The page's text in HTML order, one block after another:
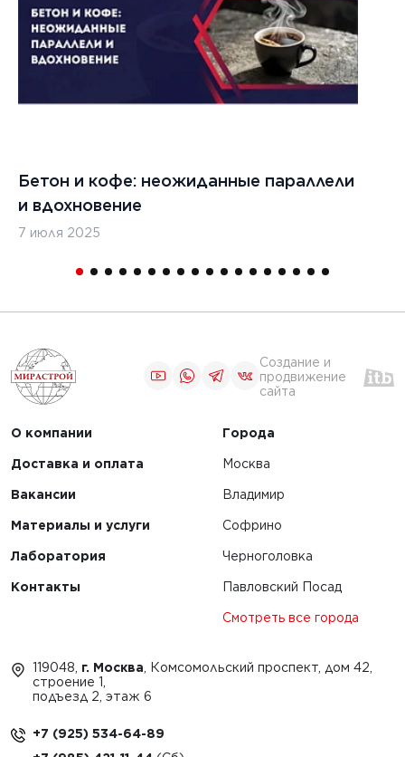
Бетон и кофе: неожиданные параллели
и вдохновение
7 июля 2025
Создание и
продвижение
сайта
О компании
Доставка и оплата
Вакансии
Материалы и услуги
Лаборатория
Контакты
Города
Москва
Владимир
Софрино
Черноголовка
Павловский Посад
Смотреть все города
119048, г. Москва , Комсомольский проспект, дом 42,
строение 1,
подъезд 2, этаж 6
+7 (925) 534-64-89